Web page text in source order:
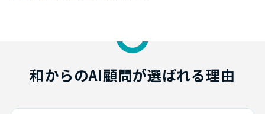
和からのAI顧問が選ばれる理由